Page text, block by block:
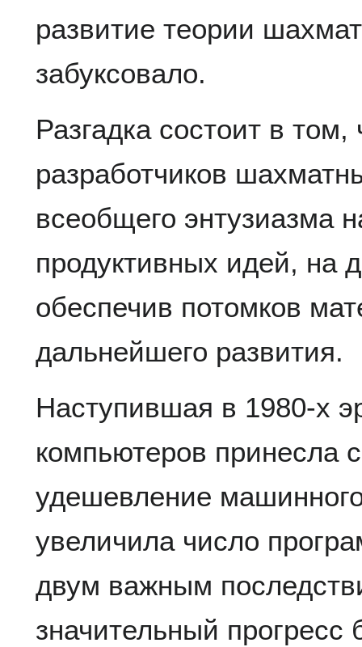
развитие теории
забуксовало.
Разгадка состоит в
разработчиков
всеобщего энтузиазма
продуктивных идей, на
обеспечив потомков
дальнейшего развития.
Наступившая в 1980-х
компьютеров принесла
удешевление
увеличила число
двум важным
значительный прогресс